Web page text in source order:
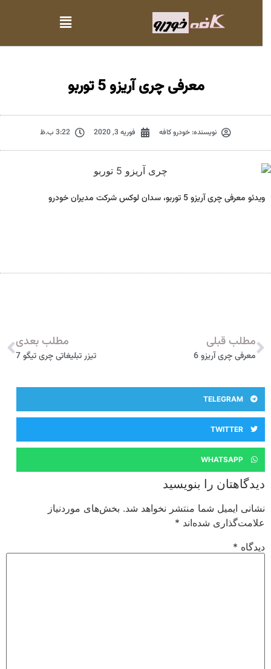
معرفی چری آریزو 5 توربو
نویسنده:خودرو کافه فوریه 3, 2020 3:22 ب.ظ
ویدئو معرفی چری آریزو 5 توربو، سدان لوکس شرکت مدیران خودرو
مطلب قبلی
معرفی چری آریزو 6
مطلب بعدی
تیزر تبلیغاتی چری تیگو 7
TELEGRAM
TWITTER
WHATSAPP
دیدگاهتان را بنویسید
نشانی ایمیل شما منتشر نخواهد شد. بخش‌های موردنیاز
علامت‌گذاری شده‌اند*
دیدگاه*